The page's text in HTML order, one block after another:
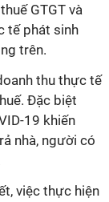
GTGT và
tế phát sinh
trên.
thu thực tế
Đặc biệt
19 khiến
nhà, người có
việc thực hiện